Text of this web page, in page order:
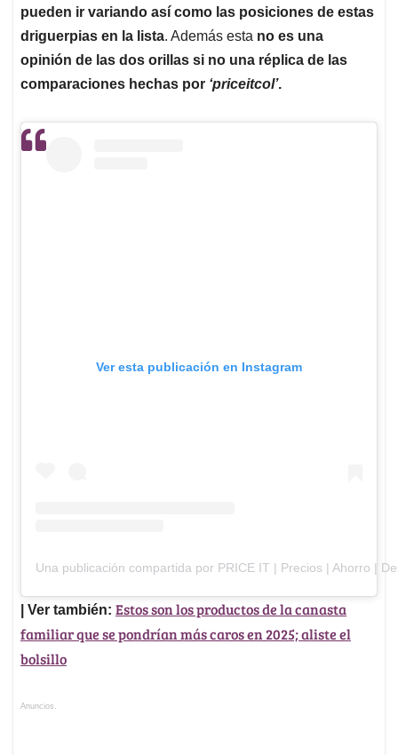
pueden ir variando así como las posiciones de estas
driguerpias en la lista. Además esta no es una
opinión de las dos orillas si no una réplica de las
comparaciones hechas por ‘priceitcol’.
Ver esta publicación en Instagram
Una publicación compartida por PRICE IT | Precios | Ahorro |
| Ver también: Estos son los productos de la canasta
familiar que se pondrían más caros en 2025; aliste el
bolsillo
Anuncios.